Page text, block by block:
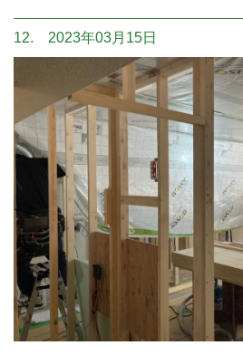
12. 2023年03月15日